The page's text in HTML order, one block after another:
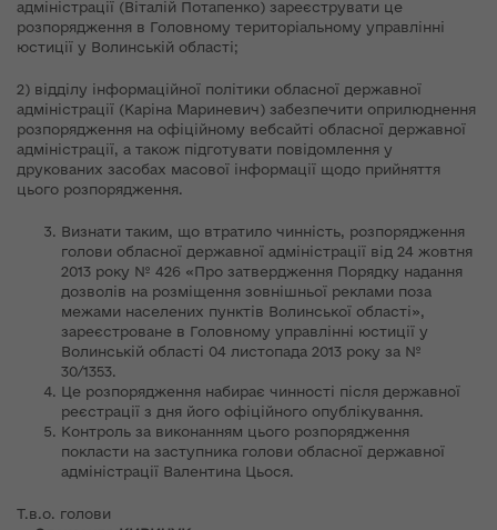
адміністрації (Віталій Потапенко) зареєструвати це
розпорядження в Головному територіальному управлінні
юстиції у Волинській області;
2) відділу інформаційної політики обласної державної
адміністрації (Каріна Мариневич) забезпечити оприлюднення
розпорядження на офіційному вебсайті обласної державної
адміністрації, а також підготувати повідомлення у
друкованих засобах масової інформації щодо прийняття
цього розпорядження.
Визнати таким, що втратило чинність, розпорядження
голови обласної державної адміністрації від 24 жовтня
2013 року № 426 «Про затвердження Порядку надання
дозволів на розміщення зовнішньої реклами поза
межами населених пунктів Волинської області»,
зареєстроване в Головному управлінні юстиції у
Волинській області 04 листопада 2013 року за №
30/1353.
Це розпорядження набирає чинності після державної
реєстрації з дня його офіційного опублікування.
Контроль за виконанням цього розпорядження
покласти на заступника голови обласної державної
адміністрації Валентина Цьося.
Т.в.о. голови